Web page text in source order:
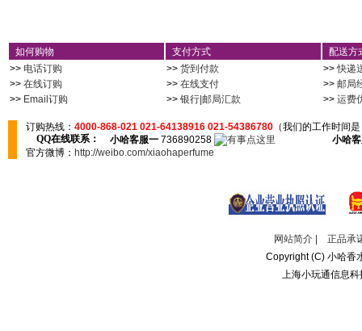
如何购物
>> 电话订购
>> 在线订购
>> Email订购
支付方式
>> 货到付款
>> 在线支付
>> 银行|邮局汇款
配送方
>>快递
>> 邮局
>> 运费
订购热线： 4000-868-021 021-64138916 021-54386780 （我们的工作时间
QQ在线联系：
小哈客服一 736890258
小哈
官方微博： http://weibo.com/xiaohaperfume
网站简介
正品承
Copyright (C) 小哈香
上海小玩通信息